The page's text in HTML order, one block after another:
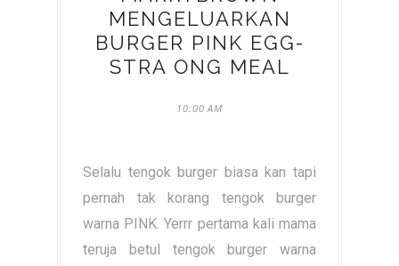
MENGELUARKAN
BURGER PINK EGG-
STRA ONG MEAL
10:00 AM
Selalu tengok burger biasa kan tapi
pernah tak korang tengok burger
warna PINK. Yerrr pertama kali mama
teruja betul tengok burger warna